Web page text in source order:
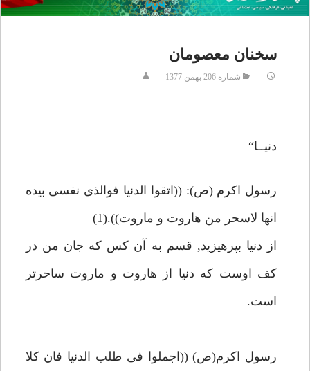
سخنان معصومان
شماره 206 بهمن 1377
دنيــا“
رسول اكرم (ص): ((اتقوا الدنيا فوالذى نفسى بيده
انها لاسحر من هاروت و ماروت)).(1)
از دنيا بپرهيزيد, قسم به آن كس كه جان من در
كف اوست كه دنيا از هاروت و ماروت ساحرتر
است.
رسول اكرم(ص) ((اجملوا فى طلب الدنيا فان كلا